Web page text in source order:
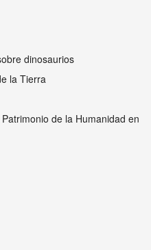
dinosaurios
la Tierra
de la Humanidad en